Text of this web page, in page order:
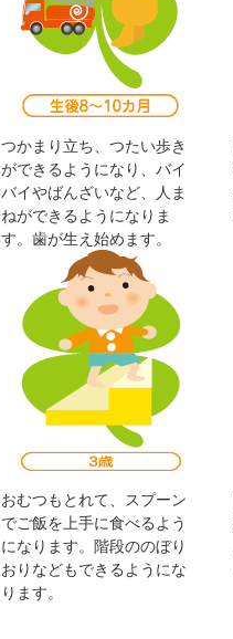
つかまり立ち、つたい歩き
ができるようになり、バイ
バイやばんざいなど、人ま
ねができるようになりま
す。歯が生え始めます。
おむつもとれて、スプーン
でご飯を上手に食べるよう
になります。階段ののぼり
おりなどもできるようにな
ります。